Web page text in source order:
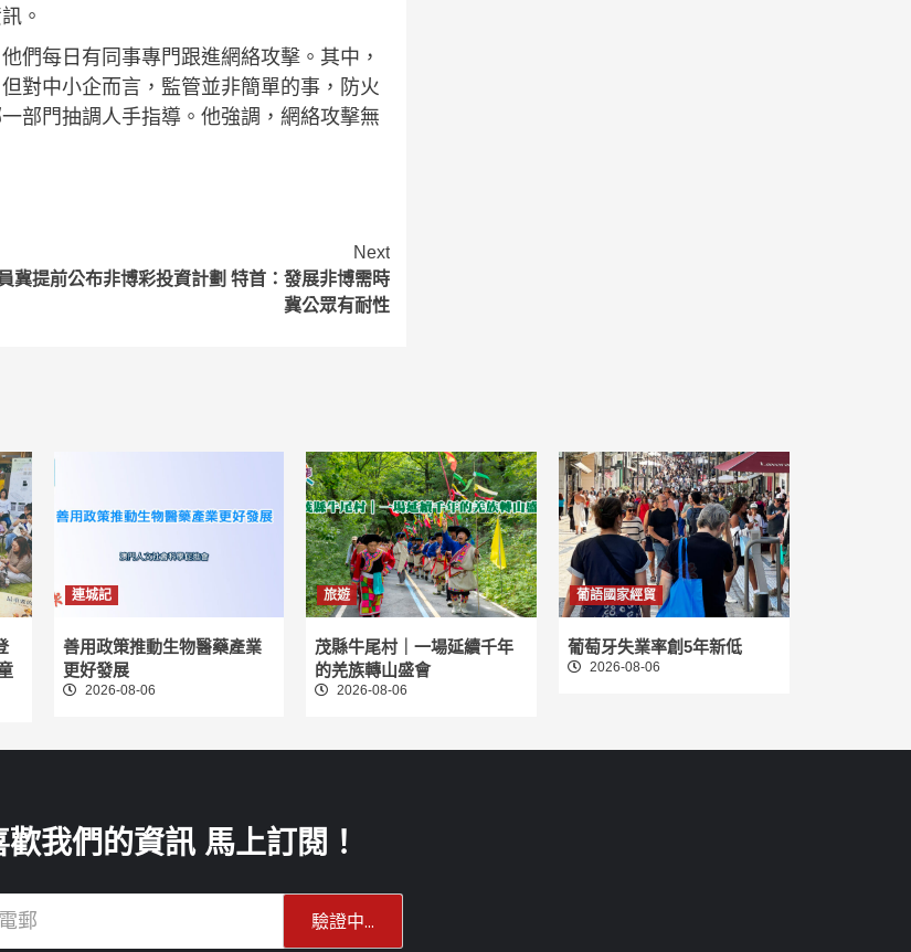
。
們每日有同事專門跟進網絡攻擊。其中，
對中小企而言，監管並非簡單的事，防火
部門抽調人手指導。他強調，網絡攻擊無
Next
冀提前公布非博彩投資計劃 特首：發展非博需時
冀公眾有耐性
連城記
善用政策推動生物醫藥產業
更好發展
2026-08-06
旅遊
茂縣牛尾村｜一場延續千年
的羌族轉山盛會
2026-08-06
葡語國家經貿
葡萄牙失業率創5年新低
2026-08-06
歡我們的資訊 馬上訂閱！